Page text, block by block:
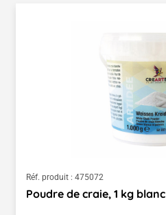
Réf. produit : 475072
Poudre de craie, 1 kg blanc